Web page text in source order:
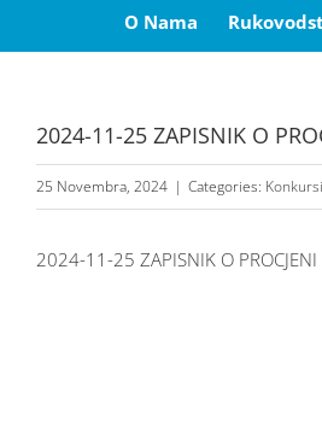
O Nama
2024-11-25 ZAPISNIK O
25 Novembra, 2024 | Categories: Konkursi
2024-11-25 ZAPISNIK O